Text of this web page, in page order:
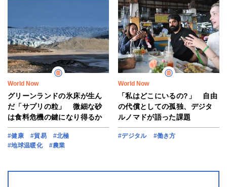
World Now
グリーンランドの氷床が生ん
だ「サプリの粒」 微細な砂
は食料危機の鍵になり得るか
#健康 #貿易
#北極
#地球温暖化
#農業
World Now
「私はどこにいるの?」 自由
の代償としての孤独、デジタ
ルノマドが語った課題
#デジタル #働き方